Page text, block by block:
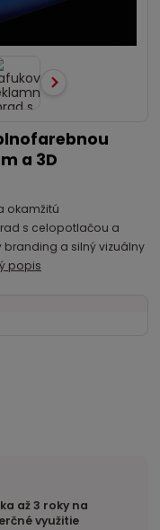
a 3D
okamžitú
s celopotlačou a
a silný vizuálny
popis
až 3 roky na
využitie